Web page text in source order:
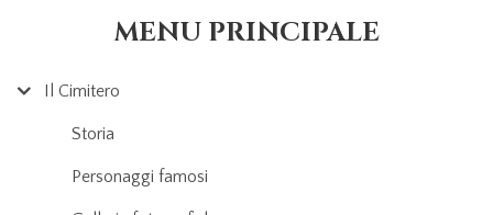
MENU PRINCIPALE
Il Cimitero
Storia
Personaggi famosi